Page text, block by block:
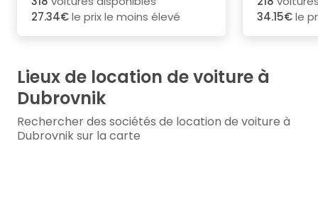
27.34€le prix le moins élevé
34.15€le
Lieux de location de voiture à
Dubrovnik
Rechercher des sociétés de location de voiture à
Dubrovnik sur la carte